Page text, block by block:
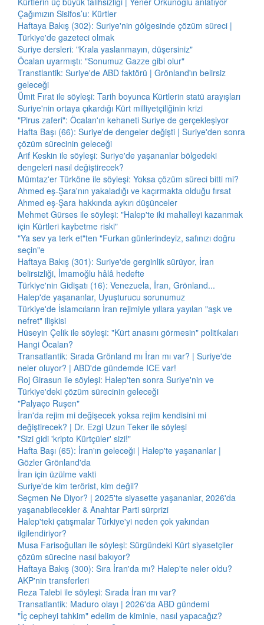
Çağımızın Sisifos’u: Kürtler
Haftaya Bakış (302): Suriye'nin gölgesinde çözüm süreci |
Türkiye'de gazeteci olmak
Suriye dersleri: "Krala yaslanmayın, düşersiniz"
Öcalan uyarmıştı: "Sonumuz Gazze gibi olur"
Transtlantik: Suriye'de ABD faktörü | Grönland'ın belirsiz
geleceği
Ümit Fırat ile söyleşi: Tarih boyunca Kürtlerin statü arayışları
Suriye'nin ortaya çıkardığı Kürt milliyetçiliğinin krizi
"Pirus zaferi": Öcalan'ın kehaneti Suriye de gerçekleşiyor
Hafta Başı (66): Suriye'de dengeler değişti | Suriye'den sonra
çözüm sürecinin geleceği
Arif Keskin ile söyleşi: Suriye'de yaşananlar bölgedeki
dengeleri nasıl değiştirecek?
Mümtaz'er Türköne ile söyleşi: Yoksa çözüm süreci bitti mi?
Ahmed eş-Şara'nın yakaladığı ve kaçırmakta olduğu fırsat
Ahmed eş-Şara hakkında aykırı düşünceler
Mehmet Gürses ile söyleşi: "Halep'te iki mahalleyi kazanmak
için Kürtleri kaybetme riski"
"Ya sev ya terk et"ten "Furkan günlerindeyiz, safınızı doğru
seçin"e
Haftaya Bakış (301): Suriye'de gerginlik sürüyor, İran
belirsizliği, İmamoğlu hâlâ hedefte
Türkiye'nin Gidişatı (16): Venezuela, İran, Grönland...
Halep'de yaşananlar, Uyuşturucu sorunumuz
Türkiye'de İslamcıların İran rejimiyle yıllara yayılan "aşk ve
nefret" ilişkisi
Hüseyin Çelik ile söyleşi: "Kürt anasını görmesin" politikaları
Hangi Öcalan?
Transatlantik: Sırada Grönland mı İran mı var? | Suriye'de
neler oluyor? | ABD'de gündemde ICE var!
Roj Girasun ile söyleşi: Halep'ten sonra Suriye'nin ve
Türkiye'deki çözüm sürecinin geleceği
"Palyaço Ruşen"
İran'da rejim mi değişecek yoksa rejim kendisini mi
değiştirecek? | Dr. Ezgi Uzun Teker ile söyleşi
"Sizi gidi 'kripto Kürtçüler' sizi!"
Hafta Başı (65): İran'ın geleceği | Halep'te yaşananlar |
Gözler Grönland'da
İran için üzülme vakti
Suriye'de kim terörist, kim değil?
Seçmen Ne Diyor? | 2025'te siyasette yaşananlar, 2026'da
yaşanabilecekler & Anahtar Parti sürprizi
Halep'teki çatışmalar Türkiye'yi neden çok yakından
ilgilendiriyor?
Musa Farisoğulları ile söyleşi: Sürgündeki Kürt siyasetçiler
çözüm sürecine nasıl bakıyor?
Haftaya Bakış (300): Sıra İran'da mı? Halep'te neler oldu?
AKP'nin transferleri
Reza Talebi ile söyleşi: Sırada İran mı var?
Transatlantik: Maduro olayı | 2026'da ABD gündemi
"İç cepheyi tahkim" edelim de kiminle, nasıl yapacağız?